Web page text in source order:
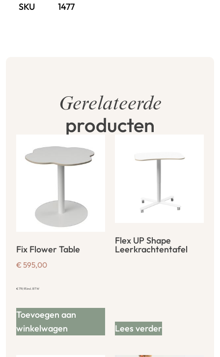
SKU 1477
Gerelateerde
producten
Fix Flower Table
€ 595,00
€719,95incl. BTW
Toevoegen aan
winkelwagen
Flex UP Shape
Leerkrachtentafel
Lees verder